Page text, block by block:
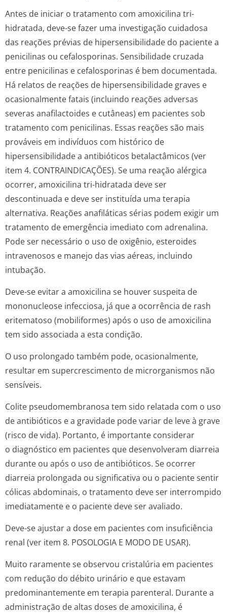
Antes de iniciar o tratamento com amoxicilina tri-
hidratada, deve-se fazer uma investigação cuidadosa
das reações prévias de hipersensibilidade do paciente a
penicilinas ou cefalosporinas. Sensibilidade cruzada
entre penicilinas e cefalosporinas é bem documentada.
Há relatos de reações de hipersensibilidade graves e
ocasionalmente fatais (incluindo reações adversas
severas anafilactoides e cutâneas) em pacientes sob
tratamento com penicilinas. Essas reações são mais
prováveis em indivíduos com histórico de
hipersensibilidade a antibióticos betalactâmicos (ver
item 4. CONTRAINDI­CAÇÕES). Se uma reação alérgica
ocorrer, amoxicilina tri-hidratada deve ser
descontinuada e deve ser instituída uma terapia
alternativa. Reações anafiláticas sérias podem exigir um
tratamento de emergência imediato com adrenalina.
Pode ser necessário o uso de oxigênio, esteroides
intravenosos e manejo das vias aéreas, incluindo
intubação.
Deve-se evitar a amoxicilina se houver suspeita de
mononucleose infecciosa, já que a ocorrência de rash
eritematoso (mobiliformes) após o uso de amoxicilina
tem sido associada a esta condição.
O uso prolongado também pode, ocasionalmente,
resultar em supercrescimento de microrganismos não
sensíveis.
Colite pseudomembranosa tem sido relatada com o uso
de antibióticos e a gravidade pode variar de leve à grave
(risco de vida). Portanto, é importante considerar
o diagnóstico em pacientes que desenvolveram diarreia
durante ou após o uso de antibióticos. Se ocorrer
diarreia prolongada ou significativa ou o paciente sentir
cólicas abdominais, o tratamento deve ser interrompido
imediatamente e o paciente deve ser avaliado.
Deve-se ajustar a dose em pacientes com insuficiência
renal (ver item 8. POSOLOGIA E MODO DE USAR).
Muito raramente se observou cristalúria em pacientes
com redução do débito urinário e que estavam
predominantemente em terapia parenteral. Durante a
administração de altas doses de amoxicilina, é